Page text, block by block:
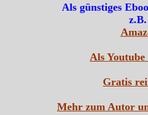
Als günstiges
Als
Gratis
Mehr zum Autor